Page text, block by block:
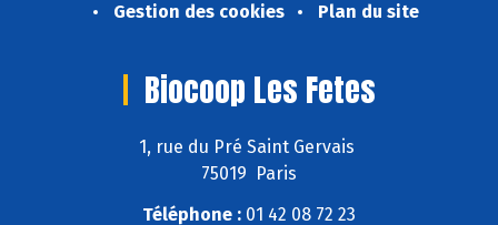
Gestion des cookies
Plan du site
Biocoop Les Fetes
1, rue du Pré Saint Gervais
75019 Paris
Téléphone : 01 42 08 72 23